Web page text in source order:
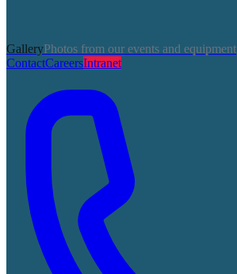
GalleryPhotos from our events and equipment
ContactCareersIntranet